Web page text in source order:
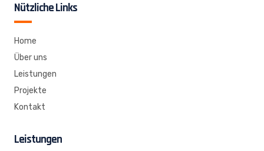
Nützliche Links
Home
Über uns
Leistungen
Projekte
Kontakt
Leistungen